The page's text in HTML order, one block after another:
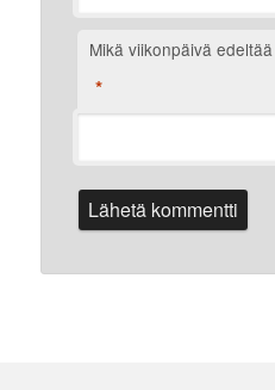
Mikä viikonpäivä
*